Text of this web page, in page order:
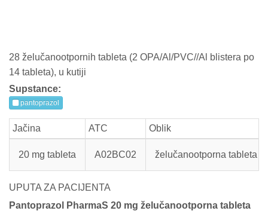
28 želučanootpornih tableta (2 OPA/Al/PVC//Al blistera po
14 tableta), u kutiji
Supstance:
pantoprazol
Jačina ATC Oblik
20 mg tableta A02BC02 želučanootporna tableta
UPUTA ZA PACIJENTA
Pantoprazol PharmaS 20 mg želučanootporna tableta